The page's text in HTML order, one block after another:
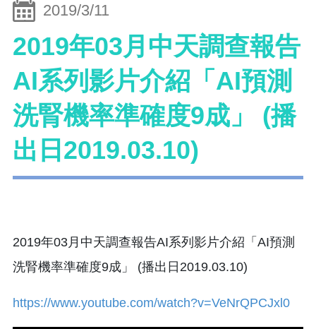
2019/3/11
2019年03月中天調查報告
AI系列影片介紹「AI預測
洗腎機率準確度9成」 (播
出日2019.03.10)
2019年03月中天調查報告AI系列影片介紹「AI預測
洗腎機率準確度9成」 (播出日2019.03.10)
https://www.youtube.com/watch?v=VeNrQPCJxl0